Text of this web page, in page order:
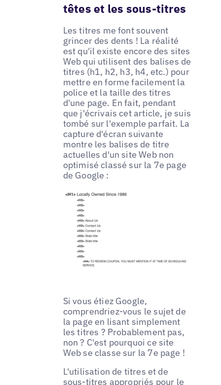
têtes et les sous-titres
Les titres me font souvent
grincer des dents ! La réalité
est qu'il existe encore des sites
Web qui utilisent des balises de
titres (h1, h2, h3, h4, etc.) pour
mettre en forme facilement la
police et la taille des titres
d'une page. En fait, pendant
que j'écrivais cet article, je suis
tombé sur l'exemple parfait. La
capture d'écran suivante
montre les balises de titre
actuelles d'un site Web non
optimisé classé sur la 7e page
de Google :
Si vous étiez Google,
comprendriez-vous le sujet de
la page en lisant simplement
les titres ? Probablement pas,
non ? C'est pourquoi ce site
Web se classe sur la 7e page !
L'utilisation de titres et de
sous-titres appropriés pour le